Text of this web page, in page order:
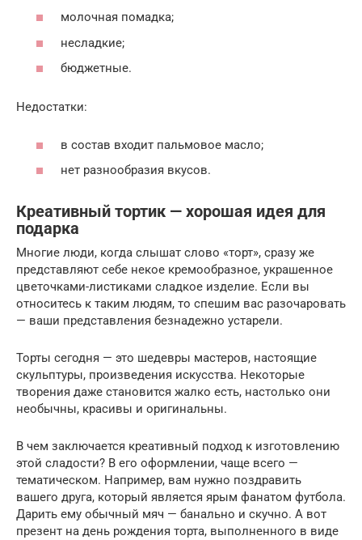
молочная помадка;
несладкие;
бюджетные.
Недостатки:
в состав входит пальмовое масло;
нет разнообразия вкусов.
Креативный тортик — хорошая идея для
подарка
Многие люди, когда слышат слово «торт», сразу же
представляют себе некое кремообразное, украшенное
цветочками-листиками сладкое изделие. Если вы
относитесь к таким людям, то спешим вас разочаровать
— ваши представления безнадежно устарели.
Торты сегодня — это шедевры мастеров, настоящие
скульптуры, произведения искусства. Некоторые
творения даже становится жалко есть, настолько они
необычны, красивы и оригинальны.
В чем заключается креативный подход к изготовлению
этой сладости? В его оформлении, чаще всего —
тематическом. Например, вам нужно поздравить
вашего друга, который является ярым фанатом футбола.
Дарить ему обычный мяч — банально и скучно. А вот
презент на день рождения торта, выполненного в виде